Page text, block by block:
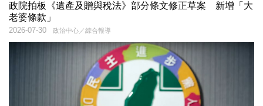
政院拍板《遺產及贈與稅法》部分條文修正草案 新增「大
老婆條款」
政治中心／綜合報導
2026-07-30